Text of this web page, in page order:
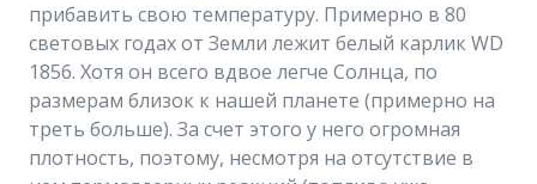
прибавить свою температуру. Примерно в 80
световых годах от Земли лежит белый карлик WD
1856. Хотя он всего вдвое легче Солнца, по
размерам близок к нашей планете (примерно на
треть больше). За счет этого у него огромная
плотность, поэтому, несмотря на отсутствие в